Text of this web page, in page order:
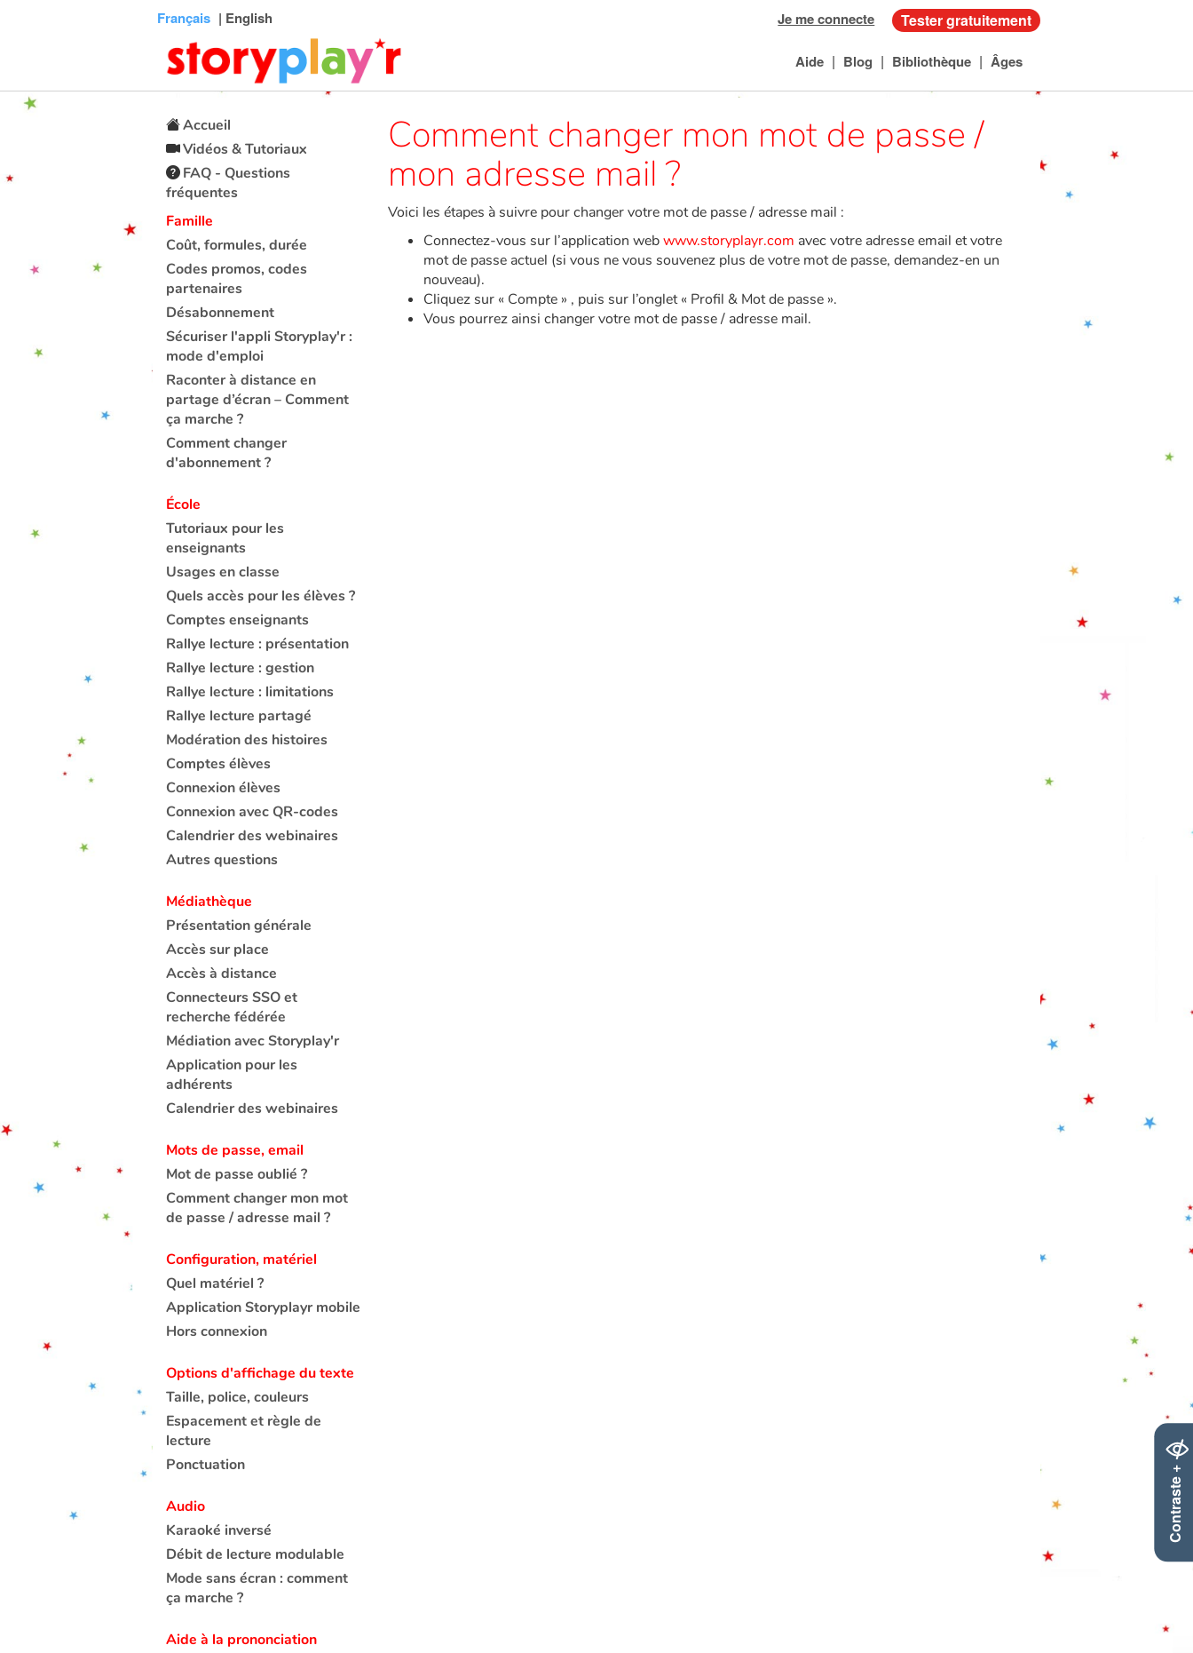
Contraste +
Français | English Je me connecte Tester gratuitement
Aide | Blog | Bibliothèque | Âges
Accueil
Vidéos & Tutoriaux
FAQ - Questions
fréquentes
Famille
Coût, formules, durée
Codes promos, codes
partenaires
Désabonnement
Sécuriser l'appli Storyplay'r :
mode d'emploi
Raconter à distance en
partage d’écran – Comment
ça marche ?
Comment changer
d'abonnement ?
École
Tutoriaux pour les
enseignants
Usages en classe
Quels accès pour les élèves ?
Comptes enseignants
Rallye lecture : présentation
Rallye lecture : gestion
Rallye lecture : limitations
Rallye lecture partagé
Modération des histoires
Comptes élèves
Connexion élèves
Connexion avec QR-codes
Calendrier des webinaires
Autres questions
Médiathèque
Présentation générale
Accès sur place
Accès à distance
Connecteurs SSO et
recherche fédérée
Médiation avec Storyplay'r
Application pour les
adhérents
Calendrier des webinaires
Mots de passe, email
Mot de passe oublié ?
Comment changer mon mot
de passe / adresse mail ?
Configuration, matériel
Quel matériel ?
Application Storyplayr mobile
Hors connexion
Options d'affichage du texte
Taille, police, couleurs
Espacement et règle de
lecture
Ponctuation
Audio
Karaoké inversé
Débit de lecture modulable
Mode sans écran : comment
ça marche ?
Aide à la prononciation
Comment changer mon mot de passe /
mon adresse mail ?
Voici les étapes à suivre pour changer votre mot de passe / adresse mail :
Connectez-vous sur l’application webwww.storyplayr.com avec votre adresse email et votre
mot de passe actuel (si vous ne vous souvenez plus de votre mot de passe, demandez-en un
nouveau).
Cliquez sur « Compte » , puis sur l’onglet « Profil & Mot de passe ».
Vous pourrez ainsi changer votre mot de passe / adresse mail.